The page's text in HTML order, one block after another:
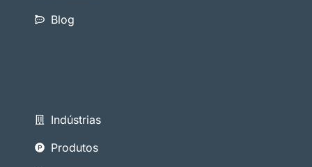
Blog
Indústrias
Produtos